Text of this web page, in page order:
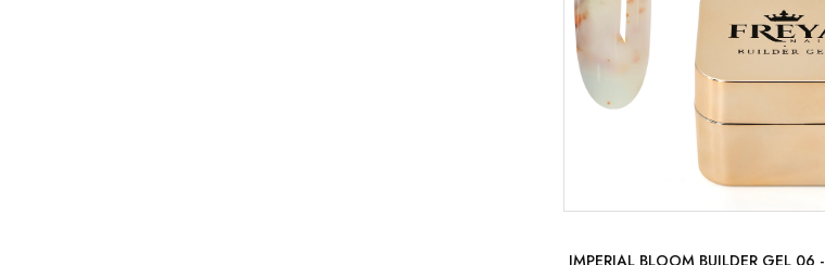
50 ml
IMPERIAL BLOOM BUILDER GEL 06